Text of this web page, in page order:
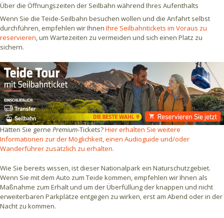
Über die Öffnungszeiten der Seilbahn während Ihres Aufenthalts
Wenn Sie die Teide-Seilbahn besuchen wollen und die Anfahrt selbst
durchführen, empfehlen wir Ihnen Ihre Seilbahntickets im Voraus zu
reservieren , um Wartezeiten zu vermeiden und sich einen Platz zu
sichern.
Hätten Sie gerne Premium-Tickets?Hier erhalten Sie weitere
Informationen zur der Möglichkeit, einen Audioguide und/oder
Wanderführer zusätzlich zu erhalten.
Wie Sie bereits wissen, ist dieser Nationalpark ein Naturschutzgebiet.
Wenn Sie mit dem Auto zum Teide kommen, empfehlen wir Ihnen als
Maßnahme zum Erhalt und um der Überfüllung der knappen und nicht
erweiterbaren Parkplätze entgegen zu wirken, erst am Abend oder in der
Nacht zu kommen.